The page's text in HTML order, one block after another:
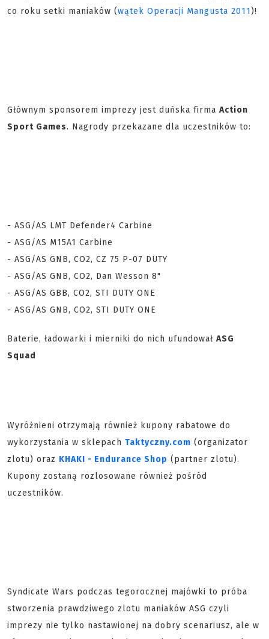
co roku setki maniaków (wątek Operacji Mangusta 2011)!
Głównym sponsorem imprezy jest duńska firma Action
Sport Games. Nagrody przekazane dla uczestników to:
- ASG/AS LMT Defender4 Carbine
- ASG/AS M15A1 Carbine
- ASG/AS GNB, CO2, CZ 75 P-07 DUTY
- ASG/AS GNB, CO2, Dan Wesson 8"
- ASG/AS GBB, CO2, STI DUTY ONE
- ASG/AS GNB, CO2, STI DUTY ONE
Baterie, ładowarki i mierniki do nich ufundował ASG
Squad
Wyróżnieni otrzymają również kupony rabatowe do
wykorzystania w sklepach Taktyczny.com (organizator
zlotu) oraz KHAKI - Endurance Shop (partner zlotu).
Kupony zostaną rozlosowane również pośród
uczestników.
Syndicate Wars podczas tegorocznej majówki to próba
stworzenia prawdziwego zlotu maniaków ASG czyli
imprezy nie tylko nastawionej na dobry scenariusz, ale w